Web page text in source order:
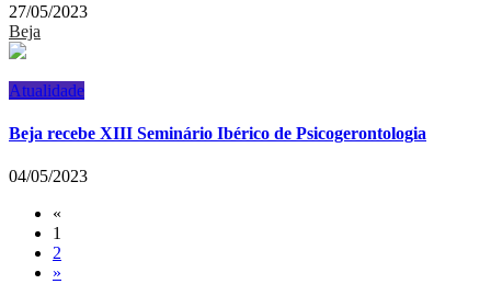
27/05/2023
Beja
Atualidade
Beja recebe XIII Seminário Ibérico de Psicogerontologia
04/05/2023
«
1
2
»